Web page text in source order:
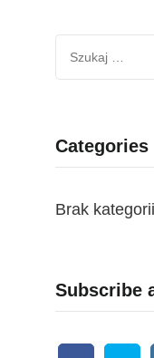
Categories
Brak kategorii
Subscribe